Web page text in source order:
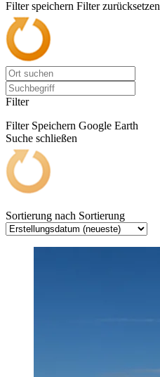
Filter speichern Filter zurücksetzen
Filter
Filter Speichern Google Earth
Suche schließen
Sortierung nach Sortierung